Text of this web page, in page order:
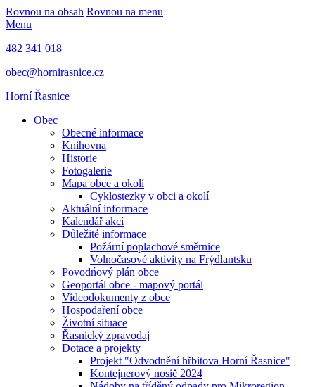
Rovnou na obsah Rovnou na menu
Menu
482 341 018
obec@hornirasnice.cz
Horní Řasnice
Obec
Obecné informace
Knihovna
Historie
Fotogalerie
Mapa obce a okolí
Cyklostezky v obci a okolí
Aktuální informace
Kalendář akcí
Důležité informace
Požární poplachové směrnice
Volnočasové aktivity na Frýdlantsku
Povodńový plán obce
Geoportál obce - mapový portál
Videodokumenty z obce
Hospodaření obce
Životní situace
Řasnický zpravodaj
Dotace a projekty
Projekt "Odvodnění hřbitova Horní Řasnice"
Kontejnerový nosič 2024